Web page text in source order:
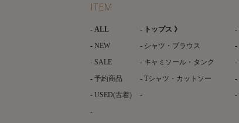
ITEM
ALL トップス 》
NEW
シャツ・ブラウス
SALE
キャミソール・タンク
予約商品
Tシャツ・カットソー
USED(古着)